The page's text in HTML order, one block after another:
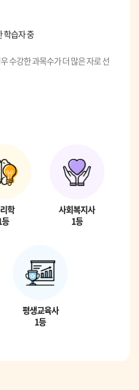
학습자 중
수강한 과목수가 더 많은 자로 선
학
등
사회복지사
1등
평생교육사
1등